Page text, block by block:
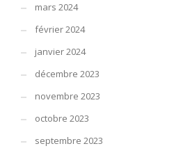
mars 2024
février 2024
janvier 2024
décembre 2023
novembre 2023
octobre 2023
septembre 2023